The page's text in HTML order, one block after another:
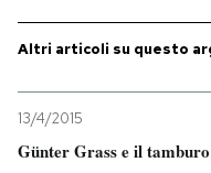
NEWSLETTER
Altri articoli su questo
13/4/2015
Günter Grass e il tamburo